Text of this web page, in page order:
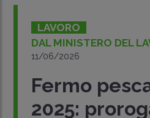
LAVORO
DAL MINISTERO DEL
11/06/2026
Fermo
2025: